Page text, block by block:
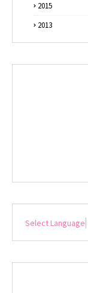
2015
2013
Select Language